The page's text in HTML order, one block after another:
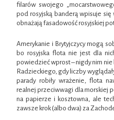
filarów swojego
pod rosyjską banderą wpisuje się
obnażają fasadowość rosyjskiej
Amerykanie i Brytyjczycy mogą
bo rosyjska flota nie jest dla
powiedzieć wprost – nigdy nim nie
Radzieckiego, gdy liczby
parady robiły wrażenie, flota
realnej przeciwwagi dla morskiej
na papierze i kosztowna, ale
zawsze krok (albo dwa) za